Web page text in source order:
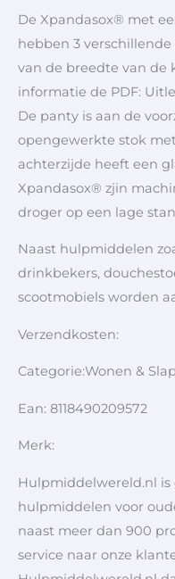
De Xpandasox® met
hebben 3
van de breedte van de
informatie de PDF:
De panty is aan de
opengewerkte stok
achterzijde heeft een
Xpandasox® zjin
droger op een lage
Naast hulpmiddelen
drinkbekers,
scootmobiels worden
Verzendkosten:
Categorie:Wonen &
Ean: 8118490209572
Merk:
Hulpmiddelwereld.nl is
hulpmiddelen voor
naast meer dan 900
service naar onze